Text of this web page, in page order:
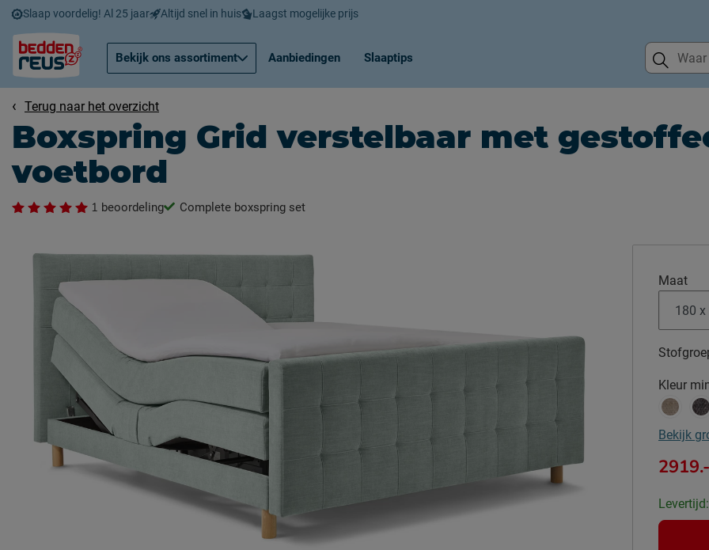
Slaap voordelig! Al 25 jaar Altijd snel in huis Laagst mogelijke prijs
Bekijk ons assortiment Aanbiedingen Slaaptips
Terug naar het overzicht
Boxspring Grid verstelbaar met
voetbord
1 beoordeling Complete boxspring set
Maat
Kleur
Bekijk
2919.-